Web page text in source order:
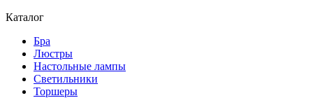
Каталог
Бра
Люстры
Настольные лампы
Светильники
Торшеры